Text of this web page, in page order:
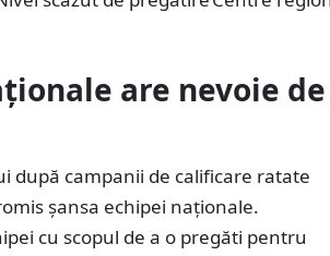
are nevoie de
după campanii de calificare ratate
șansa echipei naționale.
cu scopul de a o pregăti pentru